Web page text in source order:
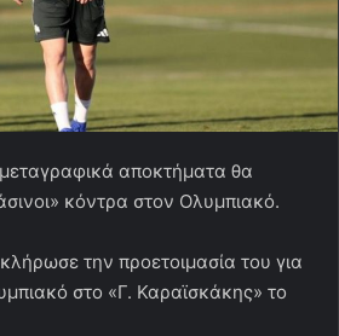
αποκτήματα θα
κόντρα στον Ολυμπιακό.
την προετοιμασία του για
στο «Γ. Καραϊσκάκης» το